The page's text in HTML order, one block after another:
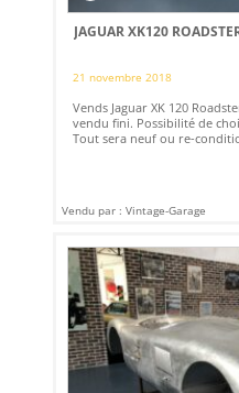
JAGUAR XK120
21 novembre 2018
Vends Jaguar XK 120
vendu fini. Possibilité de
Tout sera neuf ou re-
Vendu par : Vintage-Garage